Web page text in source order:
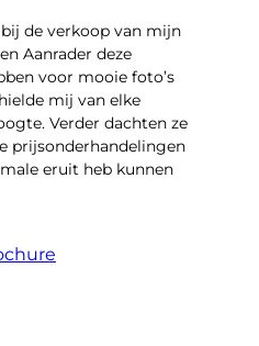
de verkoop van mijn
Aanrader deze
voor mooie foto’s
mij van elke
Verder dachten ze
prijsonderhandelingen
eruit heb kunnen